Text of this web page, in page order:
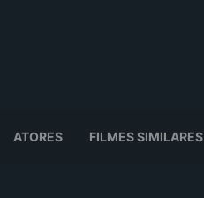
ATORES FILMES SIMILARES